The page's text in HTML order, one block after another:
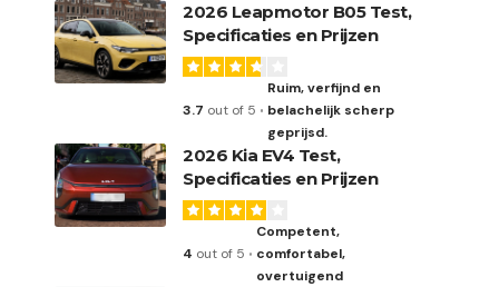
2026 Leapmotor B05 Test,
Specificaties en Prijzen
3.7 out of 5
Ruim, verfijnd en
belachelijk scherp
geprijsd.
2026 Kia EV4 Test,
Specificaties en Prijzen
4 out of 5
Competent,
comfortabel,
overtuigend